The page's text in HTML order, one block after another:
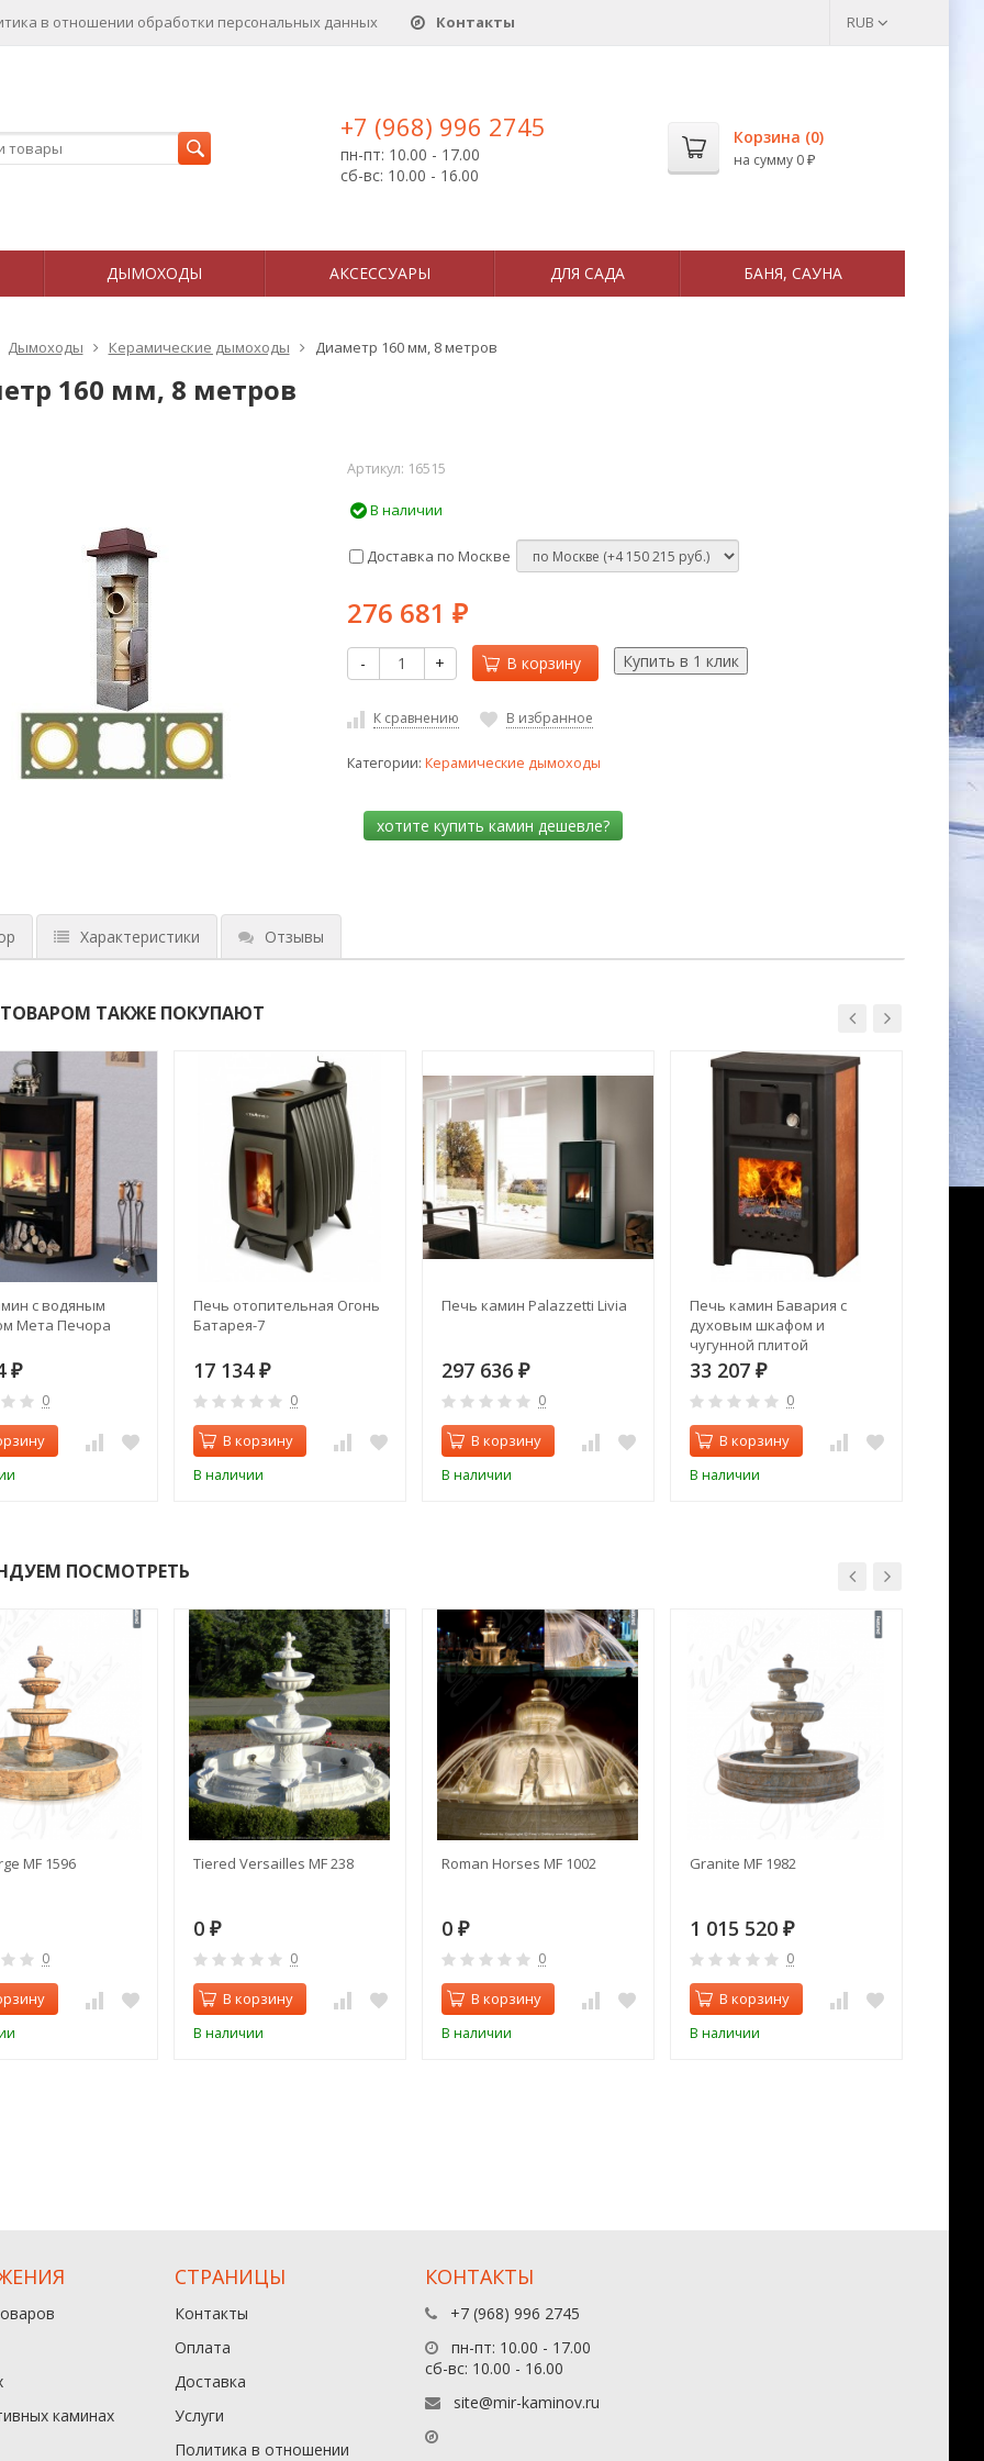
в отношении обработки персональных данныx Контакты RUB
+7 (968) 996 2745
пн-пт: 10.00 - 17.00
сб-вс: 10.00 - 16.00
Корзина (0)
на сумму 0 ₽
ДЫМОХОДЫ АКСЕССУАРЫ ДЛЯ САДА БАНЯ, САУНА
Дымоходы Керамические дымоходы Диаметр 160 мм, 8 метров
160 мм, 8 метров
Артикул: 16515
В наличии
Доставка по Москве
276 681 ₽
- + В корзину
К сравнению В избранное
Категории: Керамические дымоходы
Характеристики Отзывы
ТАКЖЕ ПОКУПАЮТ
с водяным
Мета Печора
₽
0
Печь отопительная Огонь
Батарея-7
17 134 ₽
0
В корзину
В наличии
Печь камин Palazzetti Livia
297 636 ₽
0
В корзину
В наличии
Печь камин Бавария с
духовым шкафом и
чугунной плитой
33 207 ₽
0
В корзину
В наличии
ПОСМОТРЕТЬ
MF 1596
0
Tiered Versailles MF 238
0 ₽
0
В корзину
В наличии
Roman Horses MF 1002
0 ₽
0
В корзину
В наличии
Granite MF 1982
1 015 520 ₽
0
В корзину
В наличии
каминах
СТРАНИЦЫ
Контакты
Оплата
Доставка
Услуги
Политика в отношении
КОНТАКТЫ
+7 (968) 996 2745
пн-пт: 10.00 - 17.00
сб-вс: 10.00 - 16.00
site@mir-kaminov.ru